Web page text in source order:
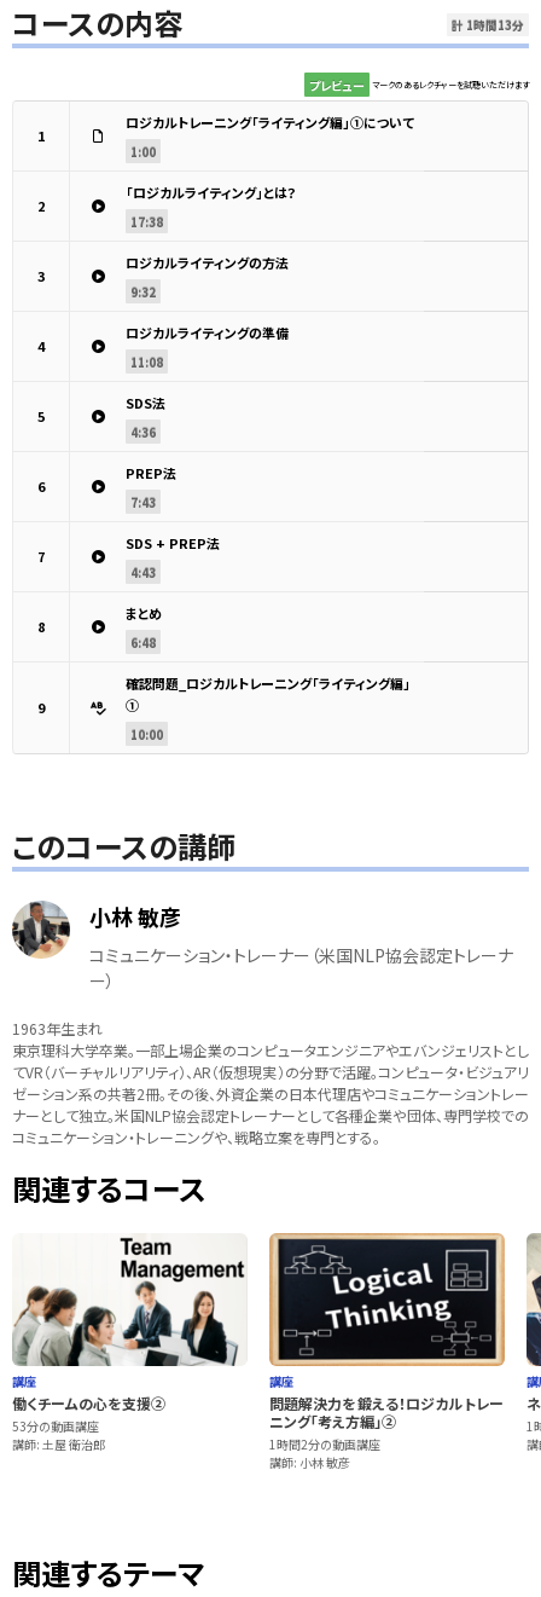
コースの内容 計 1時間13分
プレビュー マークのあるレクチャーを試聴いただけます
1
ロジカルトレーニング「ライティング編」①について
1:00
2
「ロジカルライティング」とは？
17:38
3
ロジカルライティングの方法
9:32
4
ロジカルライティングの準備
11:08
5
SDS法
4:36
6
PREP法
7:43
7
SDS + PREP法
4:43
8
まとめ
6:48
9
確認問題_ロジカルトレーニング「ライティング編」
①
10:00
このコースの講師
小林 敏彦
コミュニケーション・トレーナー（米国NLP協会認定トレーナ
ー）
1963年生まれ
東京理科大学卒業。一部上場企業のコンピュータエンジニアやエバンジェリストとし
てVR（バーチャルリアリティ）、AR（仮想現実）の分野で活躍。コンピュータ・ビジュアリ
ゼーション系の共著2冊。その後、外資企業の日本代理店やコミュニケーショントレー
ナーとして独立。米国NLP協会認定トレーナーとして各種企業や団体、専門学校での
コミュニケーション・トレーニングや、戦略立案を専門とする。
関連するコース
講座
働くチームの心を支援②
53分の動画講座
講師: 土屋 衛治郎
講座
問題解決力を鍛える！ロジカルトレー
ニング「考え方編」②
1時間2分の動画講座
講師: 小林 敏彦
1
講
関連するテーマ